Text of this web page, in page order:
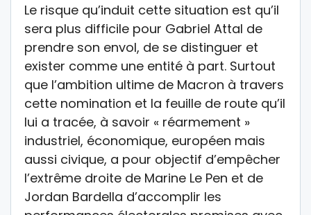
Le risque qu’induit cette situation est qu’il
sera plus difficile pour Gabriel Attal de
prendre son envol, de se distinguer et
exister comme une entité à part. Surtout
que l’ambition ultime de Macron à travers
cette nomination et la feuille de route qu’il
lui a tracée, à savoir « réarmement »
industriel, économique, européen mais
aussi civique, a pour objectif d’empêcher
l’extrême droite de Marine Le Pen et de
Jordan Bardella d’accomplir les